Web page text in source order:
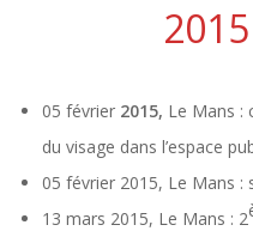
05 février 2015, Le Mans :
du visage dans l’espace
05 février 2015, Le Mans :
13 mars 2015, Le Mans : 2